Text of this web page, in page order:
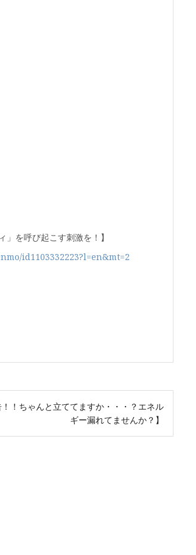
を呼び起こす刺激を！】
id1103332223?l=en&mt=2
！！ちゃんと立ててますか・・・？エネル
ギー漏れてませんか？】